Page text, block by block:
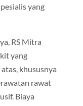
yang
RS Mitra
yang
khususnya
rawat
Biaya